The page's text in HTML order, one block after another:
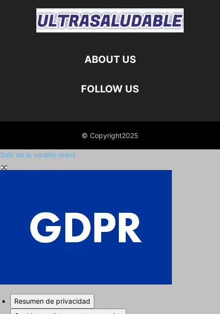
ABOUT US
FOLLOW US
© Copyright2025
Salir de la versión móvil
Cerrar los ajustes de cookies RGPD
Resumen de privacidad